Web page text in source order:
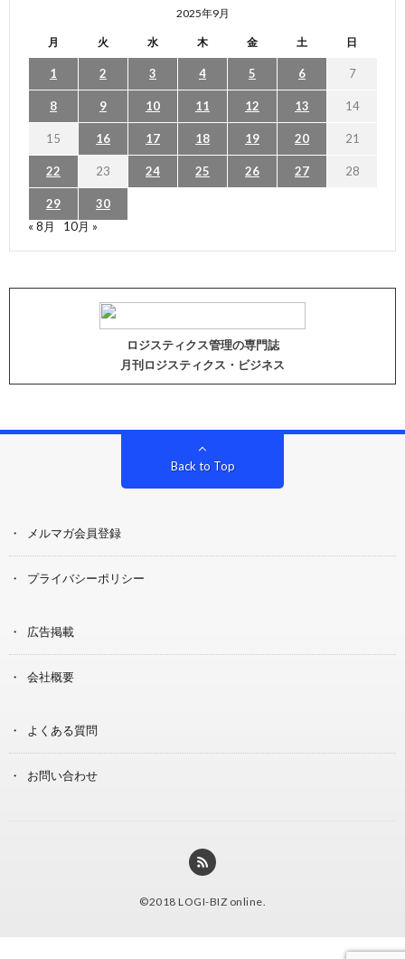
2025年9月
月 火 水 木 金 土 日
1 2 3 4 5 6 7
8 9 10 11 12 13 14
15 16 17 18 19 20 21
22 23 24 25 26 27 28
29
30
« 8月
10月 »
ロジスティクス管理の専門誌
月刊ロジスティクス・ビジネス
Back to Top
メルマガ会員登録
プライバシーポリシー
広告掲載
会社概要
よくある質問
お問い合わせ
©2018 LOGI-BIZ online.